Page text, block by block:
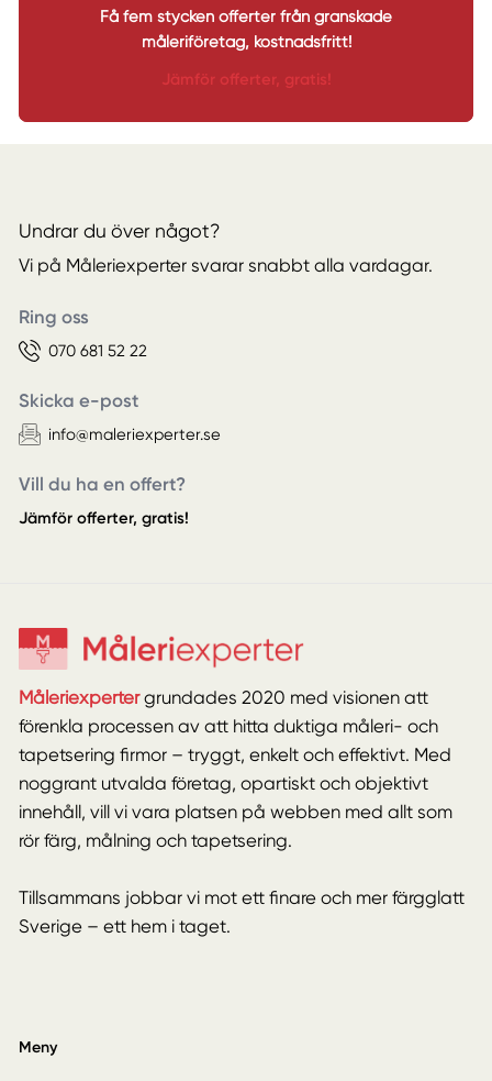
Få fem stycken offerter från granskade
måleriföretag, kostnadsfritt!
Jämför offerter, gratis!
Undrar du över något?
Vi på Måleriexperter svarar snabbt alla vardagar.
Ring oss
070 681 52 22
Skicka e-post
info@maleriexperter.se
Vill du ha en offert?
Jämför offerter, gratis!
Måleriexpertergrundades 2020 med visionen att
förenkla processen av att hitta duktiga måleri- och
tapetsering firmor – tryggt, enkelt och effektivt. Med
noggrant utvalda företag, opartiskt och objektivt
innehåll, vill vi vara platsen på webben med allt som
rör färg, målning och tapetsering.
Tillsammans jobbar vi mot ett finare och mer färgglatt
Sverige – ett hem i taget.
Meny